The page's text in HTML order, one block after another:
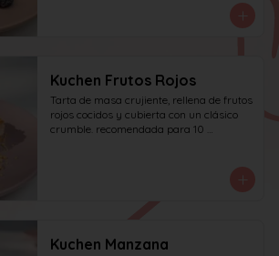
Kuchen Frutos Rojos
Tarta de masa crujiente, rellena de frutos
rojos cocidos y cubierta con un clásico
crumble. recomendada para 10
Kuchen Manzana